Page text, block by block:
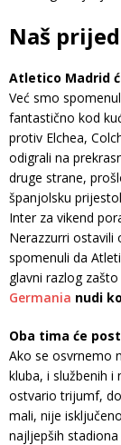
Naš
Atletico Madrid
Već smo
fantastično kod
protiv Elchea,
odigrali na
druge strane,
španjolsku
Inter za vikend
Nerazzurri ostavili
spomenuli da
glavni razlog
Germania nudi
Oba tima će
Ako se osvrnemo
kluba, i službenih
ostvario trijumf,
mali, nije
najljepših